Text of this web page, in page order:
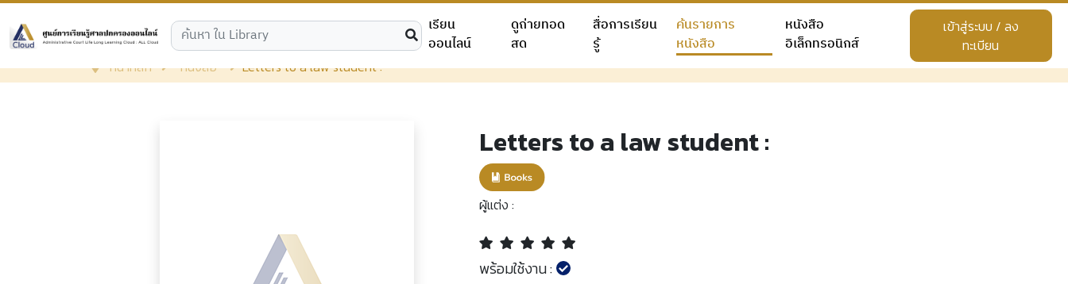
เรียน
ออนไลน์
ดูถ่ายทอด
สด
สื่อการเรียน
รู้
ค้นรายการ
หนังสือ
หนังสือ
อิเล็กทรอนิกส์
เข้าสู่ระบบ / ลง
ทะเบียน
หน้าหลัก
หนังสือ Letters to a law student :
Letters to a law student :
ผู้แต่ง :
พร้อมใช้งาน :